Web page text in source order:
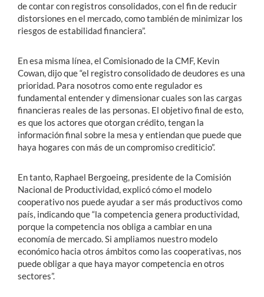
de contar con registros consolidados, con el fin de reducir
distorsiones en el mercado, como también de minimizar los
riesgos de estabilidad financiera”.
En esa misma línea, el Comisionado de la CMF, Kevin
Cowan, dijo que “el registro consolidado de deudores es una
prioridad. Para nosotros como ente regulador es
fundamental entender y dimensionar cuales son las cargas
financieras reales de las personas. El objetivo final de esto,
es que los actores que otorgan crédito, tengan la
información final sobre la mesa y entiendan que puede que
haya hogares con más de un compromiso crediticio”.
En tanto, Raphael Bergoeing, presidente de la Comisión
Nacional de Productividad, explicó cómo el modelo
cooperativo nos puede ayudar a ser más productivos como
país, indicando que “la competencia genera productividad,
porque la competencia nos obliga a cambiar en una
economía de mercado. Si ampliamos nuestro modelo
económico hacia otros ámbitos como las cooperativas, nos
puede obligar a que haya mayor competencia en otros
sectores”.